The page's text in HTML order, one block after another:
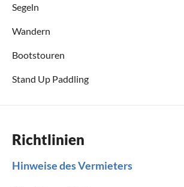
Segeln
Wandern
Bootstouren
Stand Up Paddling
Richtlinien
Hinweise des Vermieters